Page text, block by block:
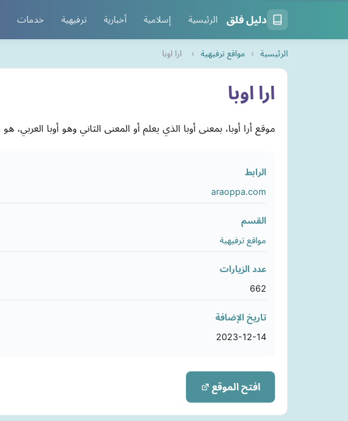
دليل فلق الرئيسية إسلامية أخبارية ترفيهية خدمات
الرئيسية › مواقع ترفيهية › ارا اوبا
ارا اوبا
موقع أرا أوبا، بمعنى أوبا الذي يعلم أو المعنى الثاني وهو أوبا العربي،
الرابط
araoppa.com
القسم
مواقع ترفيهية
عدد الزيارات
662
تاريخ الإضافة
2023-12-14
افتح الموقع